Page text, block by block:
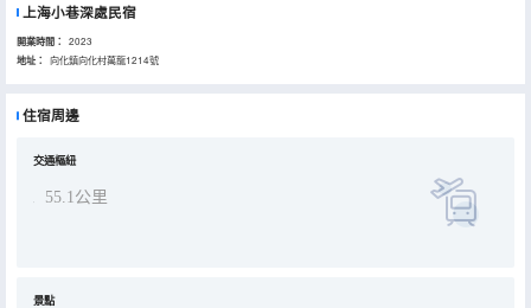
上海小巷深處民宿
開業時間： 2023
地址： 向化鎮向化村萬龍1214號
住宿周邊
交通樞紐
55.1公里
景點